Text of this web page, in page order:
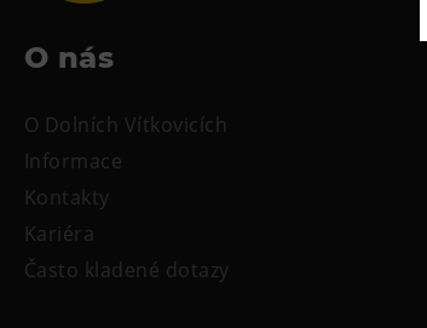
O nás
O Dolních Vítkovicích
Informace
Kontakty
Kariéra
Často kladené dotazy